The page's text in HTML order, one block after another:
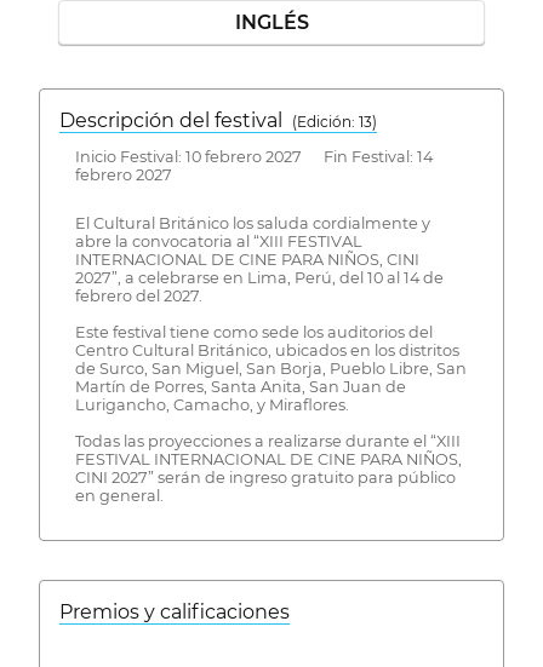
INGLÉS
Descripción del festival
( Edición: 13)
Inicio Festival: 10 febrero 2027 Fin Festival: 14
febrero 2027
El Cultural Británico los saluda cordialmente y
abre la convocatoria al “XIII FESTIVAL
INTERNACIONAL DE CINE PARA NIÑOS, CINI
2027”, a celebrarse en Lima, Perú, del 10 al 14 de
febrero del 2027.
Este festival tiene como sede los auditorios del
Centro Cultural Británico, ubicados en los distritos
de Surco, San Miguel, San Borja, Pueblo Libre, San
Martín de Porres, Santa Anita, San Juan de
Lurigancho, Camacho, y Miraflores.
Todas las proyecciones a realizarse durante el “XIII
FESTIVAL INTERNACIONAL DE CINE PARA NIÑOS,
CINI 2027” serán de ingreso gratuito para público
en general.
Premios y calificaciones